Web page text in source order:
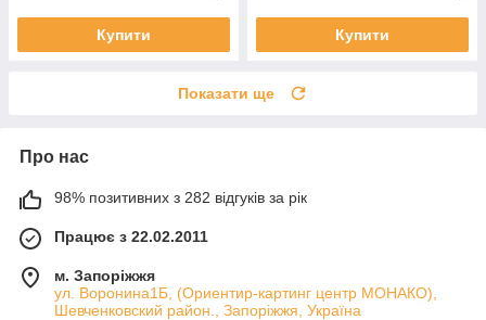
Купити Купити
Показати ще
Про нас
98% позитивних з 282 відгуків за рік
Працює з 22.02.2011
м. Запоріжжя
ул. Воронина1Б, (Ориентир-картинг центр МОНАКО),
Шевченковский район., Запоріжжя, Україна